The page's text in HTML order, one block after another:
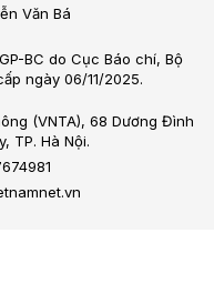
Văn Bá
BC do Cục Báo chí, Bộ
ngày 06/11/2025.
(VNTA), 68 Dương Đình
TP. Hà Nội.